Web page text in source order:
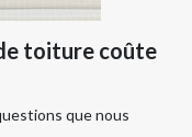
toiture coûte
que nous